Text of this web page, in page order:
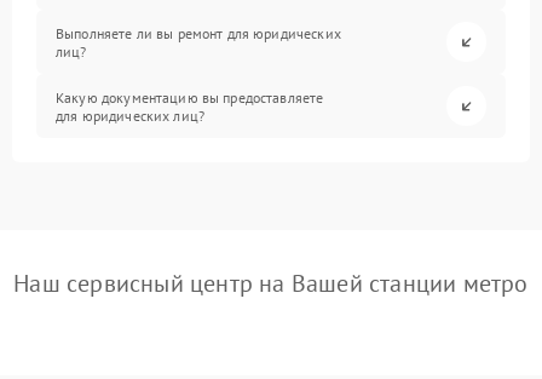
Выполняете ли вы ремонт для юридических
лиц?
Какую документацию вы предоставляете
для юридических лиц?
Наш сервисный центр на Вашей станции метро